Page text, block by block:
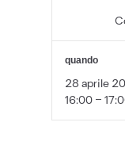
quando
28 aprile
16:00 -